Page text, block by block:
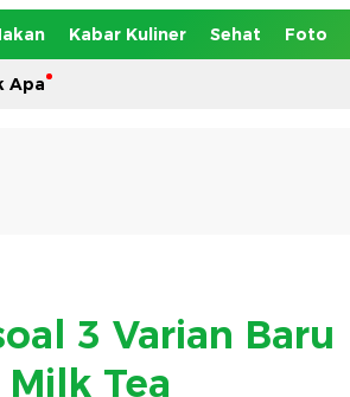
Kabar Kuliner Sehat Foto
Apa
3 Varian Baru
Tea